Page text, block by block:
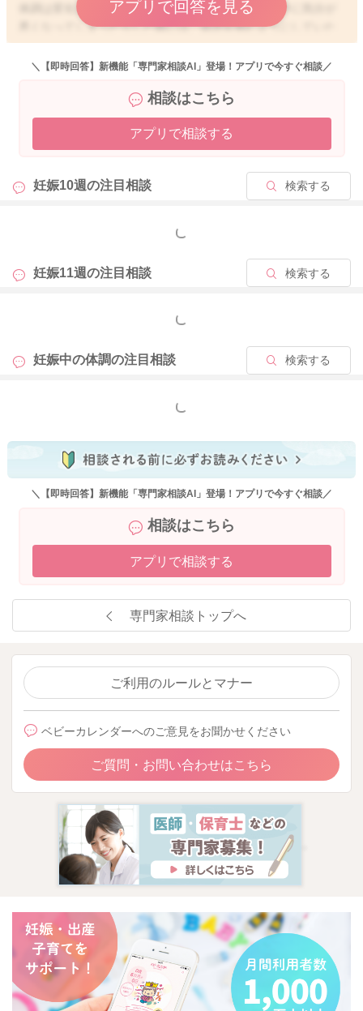
体調は変化をしやすい時期でもありますので、運転中に気分が
悪くなってしまったりした際には、休憩を挟むようにしていた
だくのがいいように思います。
そうして少しでも休めて、整えていかれるようになると思いま
なので大変かもしれないのですが、お時間に余裕を持ってお出
かけいただくといいと思います。
よかったら参考になさってみてください。
どうぞよろしくお願いします。
アプリで回答を見る
＼【即時回答】新機能「専門家相談AI」登場！アプリで今すぐ相談／
相談はこちら
アプリで相談する
妊娠10週の注目相談 検索する
もっと見る
妊娠11週の注目相談 検索する
もっと見る
妊娠中の体調の注目相談 検索する
もっと見る
＼【即時回答】新機能「専門家相談AI」登場！アプリで今すぐ相談／
相談はこちら
アプリで相談する
専門家相談トップへ
ご利用のルールとマナー
ベビーカレンダーへのご意見をお聞かせください
ご質問・お問い合わせはこちら